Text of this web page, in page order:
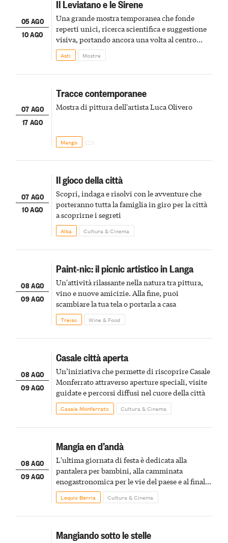
05 AGO
10 AGO
Il Leviatano e le Sirene
Una grande mostra temporanea che fonde
reperti unici, ricerca scientifica e suggestione
visiva, portando ancora una volta al centro
della scena le meraviglie del passato astigiano
Asti Mostre
07 AGO
17 AGO
Tracce contemporanee
Mostra di pittura dell'artista Luca Olivero
Mango
07 AGO
10 AGO
Il gioco della città
Scopri, indaga e risolvi con le avventure che
porteranno tutta la famiglia in giro per la città
a scoprirne i segreti
Alba Cultura & Cinema
08 AGO
09 AGO
Paint-nic: il picnic artistico in Langa
Un'attività rilassante nella natura tra pittura,
vino e nuove amicizie. Alla fine, puoi
scambiare la tua tela o portarla a casa
Treiso Wine & Food
08 AGO
09 AGO
Casale città aperta
Un’iniziativa che permette di riscoprire Casale
Monferrato attraverso aperture speciali, visite
guidate e percorsi diffusi nel cuore della città
Casale Monferrato Cultura & Cinema
08 AGO
09 AGO
Mangia en d’andà
L'ultima giornata di festa è dedicata alla
pantalera per bambini, alla camminata
enogastronomica per le vie del paese e al finale
pirotecnico
Lequio Berria Cultura & Cinema
Mangiando sotto le stelle